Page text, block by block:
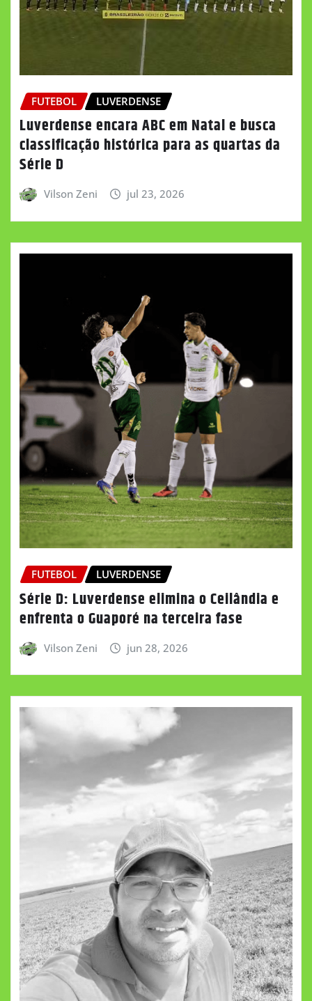
FUTEBOL LUVERDENSE
Luverdense encara ABC em Natal e busca
classificação histórica para as quartas da
Série D
Vilson Zeni jul 23, 2026
FUTEBOL LUVERDENSE
Série D: Luverdense elimina o Ceilândia e
enfrenta o Guaporé na terceira fase
Vilson Zeni jun 28, 2026